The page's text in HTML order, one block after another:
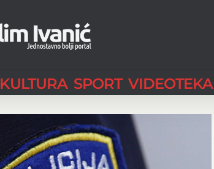
KULTURA SPORT VIDEOTEKA